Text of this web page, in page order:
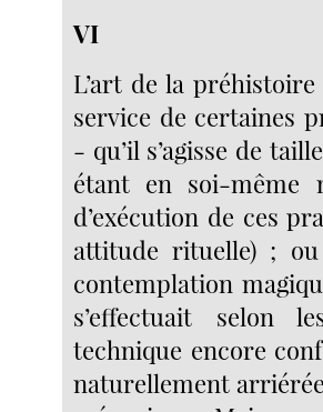
VI
L’art de la
service de certaines
- qu’il s’agisse de
étant en soi-même
d’exécution de ces
attitude rituelle) ;
contemplation
s’effectuait selon
technique encore
naturellement